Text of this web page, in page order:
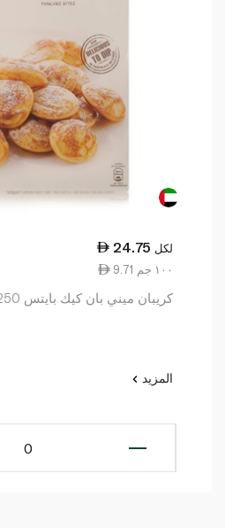
24.75 لكل
9.71 ١٠٠ جم
كريبان ميني بان كيك بايتس 250 غرام
المزيد
0